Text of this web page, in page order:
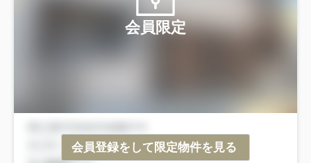
会員限定
会員登録をして限定物件を見る